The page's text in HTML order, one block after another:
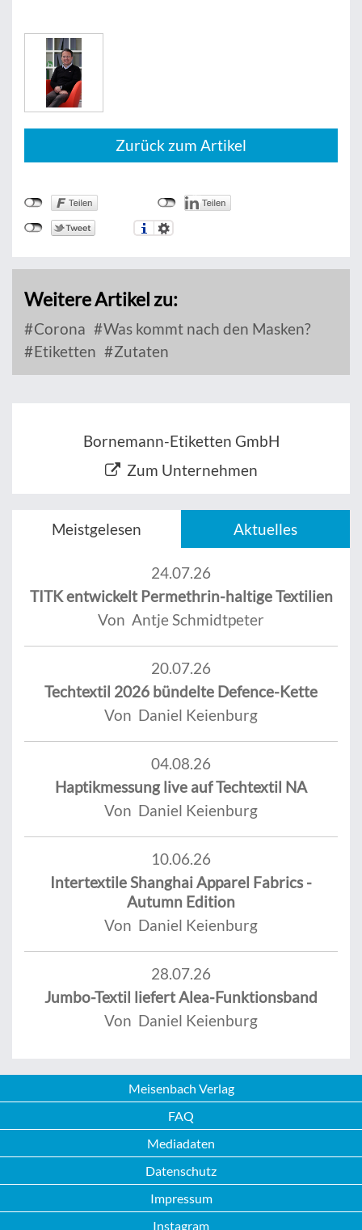
Zurück zum Artikel
Weitere Artikel zu:
Corona
Was kommt nach den Masken?
Etiketten
Zutaten
Bornemann-Etiketten GmbH
Zum Unternehmen
Meistgelesen Aktuelles
24.07.26
TITK entwickelt Permethrin-haltige Textilien
Von Antje Schmidtpeter
20.07.26
Techtextil 2026 bündelte Defence-Kette
Von Daniel Keienburg
04.08.26
Haptikmessung live auf Techtextil NA
Von Daniel Keienburg
10.06.26
Intertextile Shanghai Apparel Fabrics -
Autumn Edition
Von Daniel Keienburg
28.07.26
Jumbo-Textil liefert Alea-Funktionsband
Von Daniel Keienburg
Meisenbach Verlag
FAQ
Mediadaten
Datenschutz
Impressum
Instagram